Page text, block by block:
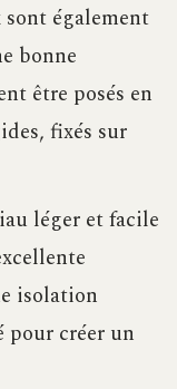
sont également
bonne
être posés en
fixés sur
léger et facile
isolation
créer un